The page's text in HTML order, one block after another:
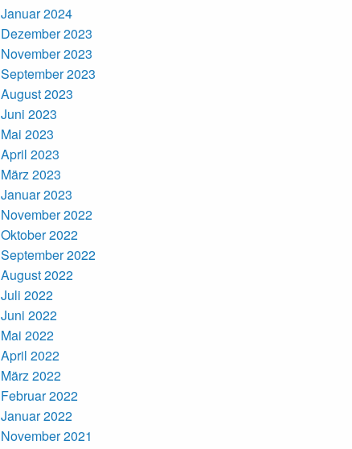
Januar 2024
Dezember 2023
November 2023
September 2023
August 2023
Juni 2023
Mai 2023
April 2023
März 2023
Januar 2023
November 2022
Oktober 2022
September 2022
August 2022
Juli 2022
Juni 2022
Mai 2022
April 2022
März 2022
Februar 2022
Januar 2022
November 2021